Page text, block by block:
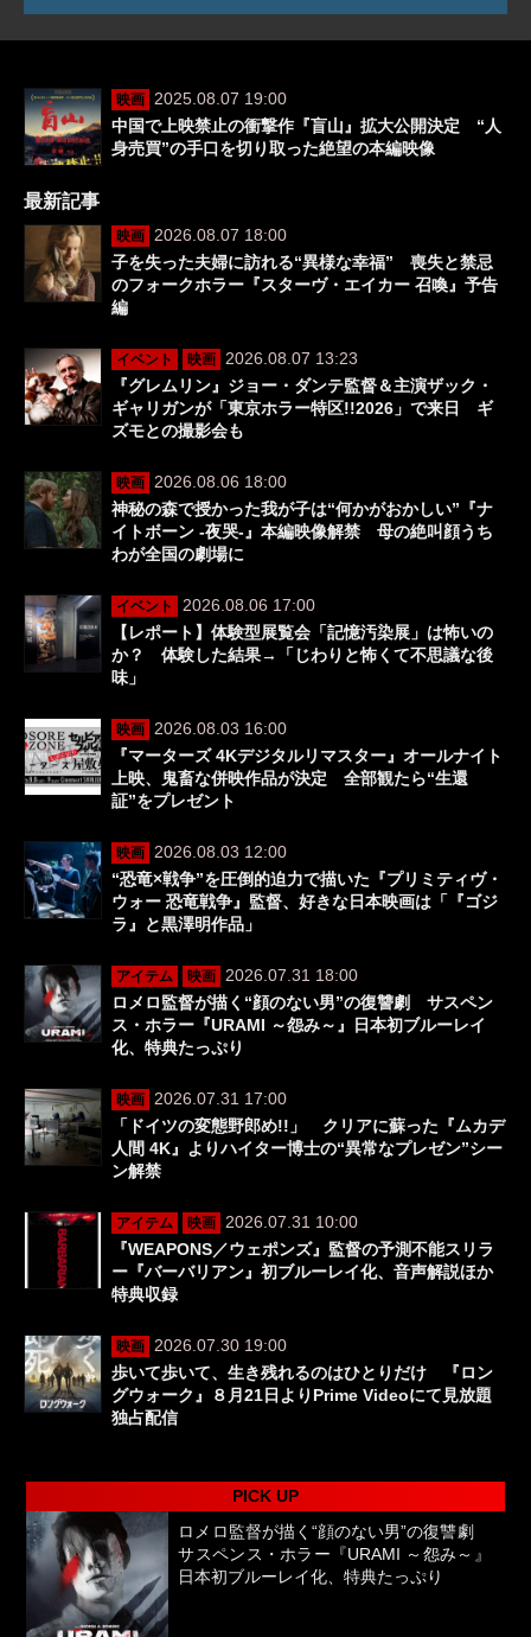
映画
2025.08.07 19:00
中国で上映禁止の衝撃作『盲山』拡大公開決定 “人
身売買”の手口を切り取った絶望の本編映像
最新記事
映画
2026.08.07 18:00
子を失った夫婦に訪れる“異様な幸福” 喪失と禁忌
のフォークホラー『スターヴ・エイカー 召喚』予告
編
イベント 映画
2026.08.07 13:23
『グレムリン』ジョー・ダンテ監督＆主演ザック・
ギャリガンが「東京ホラー特区!!2026」で来日 ギ
ズモとの撮影会も
映画
2026.08.06 18:00
神秘の森で授かった我が子は“何かがおかしい”『ナ
イトボーン -夜哭-』本編映像解禁 母の絶叫顔うち
わが全国の劇場に
イベント
2026.08.06 17:00
【レポート】体験型展覧会「記憶汚染展」は怖いの
か？ 体験した結果→「じわりと怖くて不思議な後
味」
映画
2026.08.03 16:00
『マーターズ 4Kデジタルリマスター』オールナイト
上映、鬼畜な併映作品が決定 全部観たら“生還
証”をプレゼント
映画
2026.08.03 12:00
“恐竜×戦争”を圧倒的迫力で描いた『プリミティヴ・
ウォー 恐竜戦争』監督、好きな日本映画は「『ゴジ
ラ』と黒澤明作品」
アイテム 映画
2026.07.31 18:00
ロメロ監督が描く“顔のない男”の復讐劇 サスペン
ス・ホラー『URAMI ～怨み～』日本初ブルーレイ
化、特典たっぷり
映画
2026.07.31 17:00
「ドイツの変態野郎め!!」 クリアに蘇った『ムカデ
人間 4K』よりハイター博士の“異常なプレゼン”シー
ン解禁
アイテム 映画
2026.07.31 10:00
『WEAPONS／ウェポンズ』監督の予測不能スリラ
ー『バーバリアン』初ブルーレイ化、音声解説ほか
特典収録
映画
2026.07.30 19:00
歩いて歩いて、生き残れるのはひとりだけ 『ロン
グウォーク』８月21日よりPrime Videoにて見放題
独占配信
PICK UP
ロメロ監督が描く“顔のない男”の復讐劇
サスペンス・ホラー『URAMI ～怨み～』
日本初ブルーレイ化、特典たっぷり